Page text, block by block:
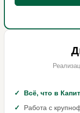
Всё, что в
Работа с